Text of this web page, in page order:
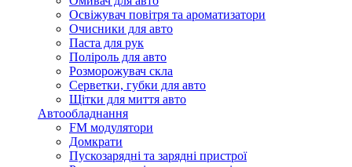
Освіжувач повітря та ароматизатори
Очисники для авто
Паста для рук
Поліроль для авто
Розморожувач скла
Серветки, губки для авто
Щітки для миття авто
Автообладнання
FM модулятори
Домкрати
Пускозарядні та зарядні пристрої